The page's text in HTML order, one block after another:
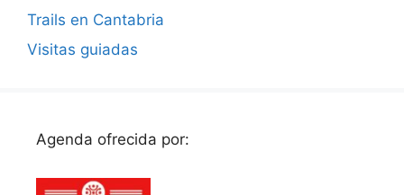
Trails en Cantabria
Visitas guiadas
Agenda ofrecida por: